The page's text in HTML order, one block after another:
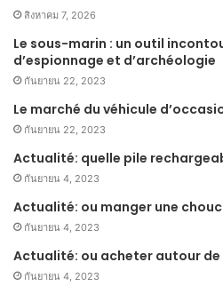
สิงหาคม 7, 2026
Le sous-marin : un outil
d’espionnage et d’archéologie
กันยายน 22, 2023
Le marché du véhicule
กันยายน 22, 2023
Actualité: quelle pile
กันยายน 4, 2023
Actualité: ou manger une
กันยายน 4, 2023
Actualité: ou acheter autour
กันยายน 4, 2023